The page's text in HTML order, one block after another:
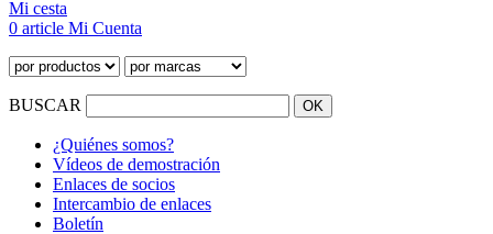
Mi cesta
0 article Mi Cuenta
BUSCAR
¿Quiénes somos?
Vídeos de demostración
Enlaces de socios
Intercambio de enlaces
Boletín